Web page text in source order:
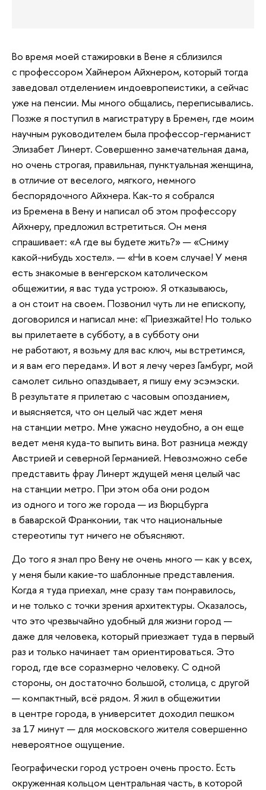
Во время моей стажировки в Вене я сблизился
с профессором Хайнером Айхнером, который тогда
заведовал отделением индоевропеистики, а сейчас
уже на пенсии. Мы много общались, переписывались.
Позже я поступил в магистратуру в Бремен, где моим
научным руководителем была профессор-германист
Элизабет Линерт. Совершенно замечательная дама,
но очень строгая, правильная, пунктуальная женщина,
в отличие от веселого, мягкого, немного
беспорядочного Айхнера. Как-то я собрался
из Бремена в Вену и написал об этом профессору
Айхнеру, предложил встретиться. Он меня
спрашивает: «А где вы будете жить?» — «Сниму
какой-нибудь хостел». — «Ни в коем случае! У меня
есть знакомые в венгерском католическом
общежитии, я вас туда устрою». Я отказываюсь,
а он стоит на своем. Позвонил чуть ли не епископу,
договорился и написал мне: «Приезжайте! Но только
вы прилетаете в субботу, а в субботу они
не работают, я возьму для вас ключ, мы встретимся,
и я вам его передам». И вот я лечу через Гамбург, мой
самолет сильно опаздывает, я пишу ему эсэмэски.
В результате я прилетаю с часовым опозданием,
и выясняется, что он целый час ждет меня
на станции метро. Мне ужасно неудобно, а он еще
ведет меня куда-то выпить вина. Вот разница между
Австрией и северной Германией. Невозможно себе
представить фрау Линерт ждущей меня целый час
на станции метро. При этом оба они родом
из одного и того же города — из Вюрцбурга
в баварской Франконии, так что национальные
стереотипы тут ничего не объясняют.
До того я знал про Вену не очень много — как у всех,
у меня были какие-то шаблонные представления.
Когда я туда приехал, мне сразу там понравилось,
и не только с точки зрения архитектуры. Оказалось,
что это чрезвычайно удобный для жизни город —
даже для человека, который приезжает туда в первый
раз и только начинает там ориентироваться. Это
город, где все соразмерно человеку. С одной
стороны, он достаточно большой, столица, с другой
— компактный, всё рядом. Я жил в общежитии
в центре города, в университет доходил пешком
за 17 минут — для московского жителя совершенно
невероятное ощущение.
Географически город устроен очень просто. Есть
окруженная кольцом центральная часть, в которой